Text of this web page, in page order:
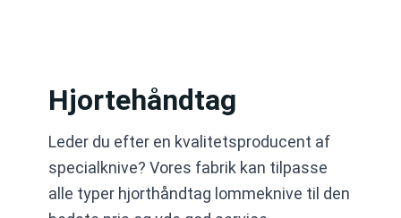
Hjortehåndtag
Leder du efter en kvalitetsproducent af
specialknive? Vores fabrik kan tilpasse
alle typer hjorthåndtag lommeknive til den